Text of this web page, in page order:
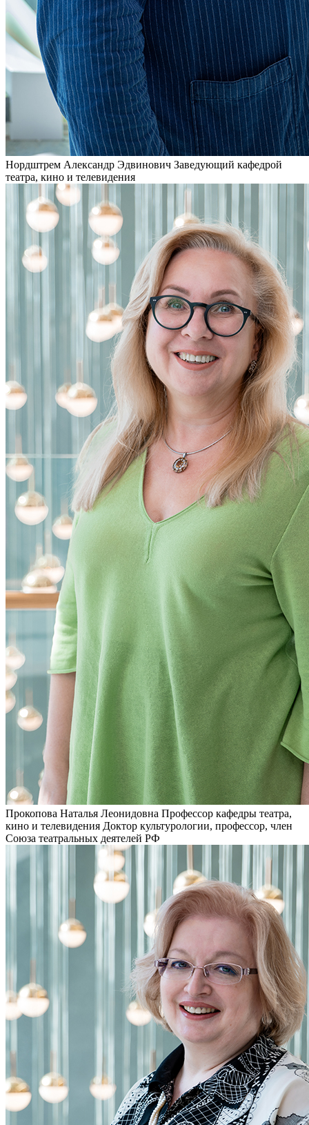
Нордштрем Александр Эдвинович Заведующий кафедрой
театра, кино и телевидения
Прокопова Наталья Леонидовна Профессор кафедры театра,
кино и телевидения Доктор культурологии, профессор, член
Союза театральных деятелей РФ